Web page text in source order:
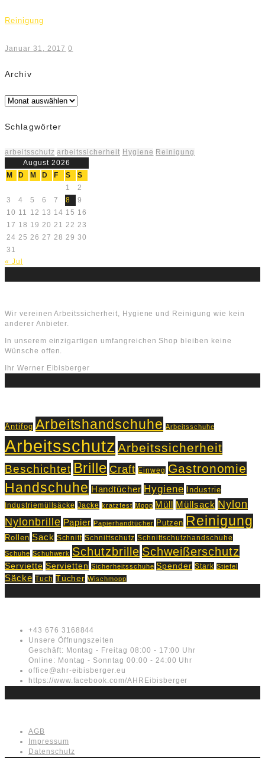
Reinigung
Januar 31, 2017 0
Archiv
Archiv
Schlagwörter
arbeitsschutz arbeitssicherheit Hygiene Reinigung
August 2026
M
D M D F S
S
1
2
3
4 5 6 7 8
9
10 11 12 13 14 15 16
17 18 19 20 21 22 23
24 25 26 27 28 29 30
31
« Jul
Wir vereinen Arbeitssicherheit, Hygiene und Reinigung wie kein
anderer Anbieter.
In unserem einzigartigen umfangreichen Shop bleiben keine
Wünsche offen.
Ihr Werner Eibisberger
Antifog Arbeitshandschuhe Arbeitsschuhe
Arbeitsschutz Arbeitssicherheit
Beschichtet Brille Craft Einweg Gastronomie
Handschuhe Handtücher Hygiene Industrie
Industriemüllsäcke Jacke kratzfest Mopp Müll Müllsack Nylon
Nylonbrille Papier Papierhandtücher Putzen Reinigung
Rollen Sack Schnitt Schnittschutz Schnittschutzhandschuhe
Schuhe Schuhwerk Schutzbrille Schweißerschutz
Serviette Servietten Sicherheitsschuhe Spender Stark Stiefel
Säcke Tuch Tücher Wischmopp
+43 676 3168844
Unsere Öffnungszeiten
Geschäft: Montag - Freitag 08:00 - 17:00 Uhr
Online: Montag - Sonntag 00:00 - 24:00 Uhr
office@ahr-eibisberger.eu
https://www.facebook.com/AHREibisberger
AGB
Impressum
Datenschutz